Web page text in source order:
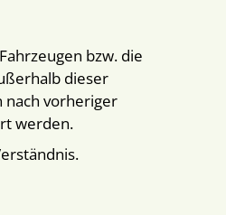
bzw. die
dieser
nach vorheriger
werden.